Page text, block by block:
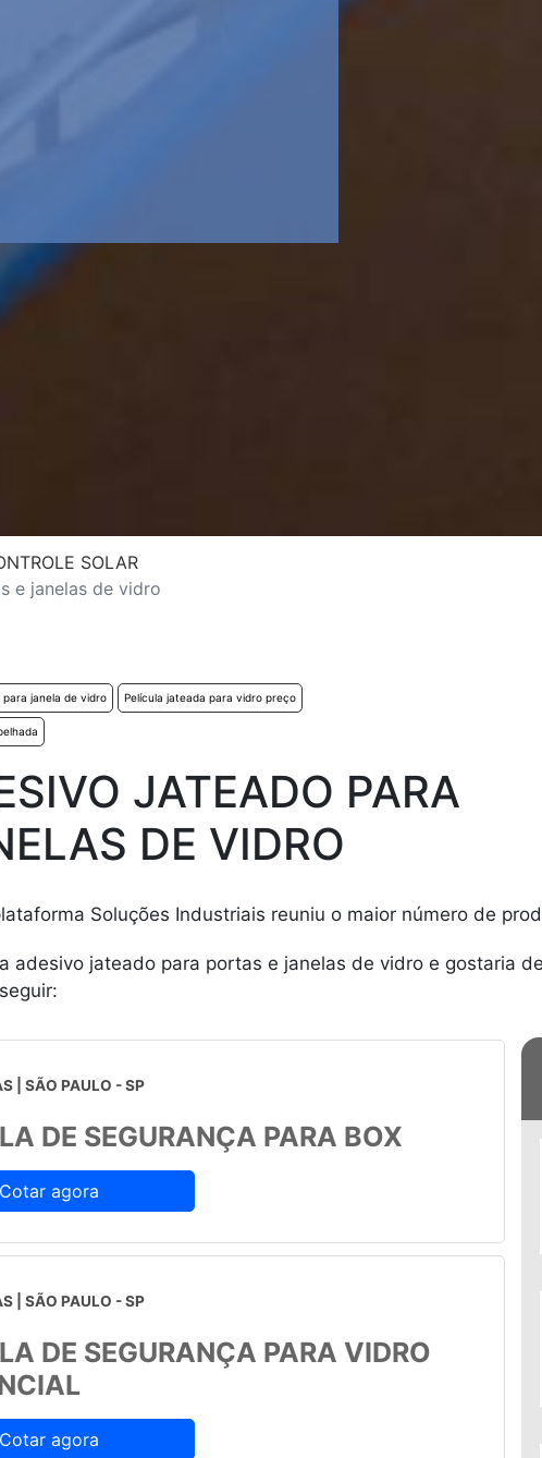
SOLAR
e janelas de vidro
para janela de vidro Película jateada para vidro preço
JATEADO PARA
DE VIDRO
Soluções Industriais reuniu o maior número de
adesivo jateado para portas e janelas de vidro e gostaria
| SÃO PAULO - SP
DE SEGURANÇA PARA BOX
Cotar agora
| SÃO PAULO - SP
DE SEGURANÇA PARA VIDRO
Cotar agora